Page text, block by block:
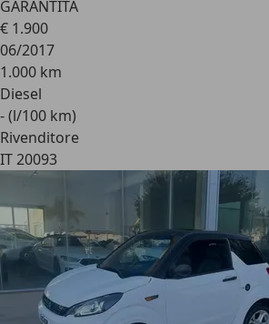
GARANTITA
€ 1.900
06/2017
1.000 km
Diesel
- (l/100 km)
Rivenditore
IT 20093